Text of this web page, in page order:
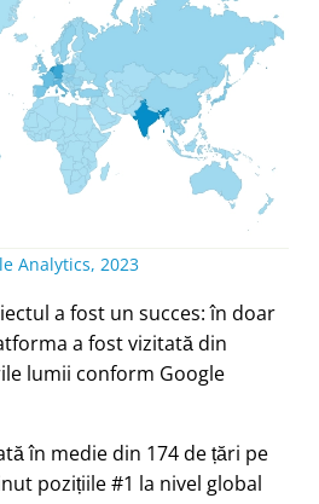
Analytics, 2023
a fost un succes: în doar
a fost vizitată din
lumii conform Google
în medie din 174 de țări pe
pozițiile #1 la nivel global